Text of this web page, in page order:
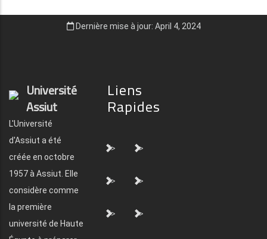
Dernière mise à jour: April 4, 2024
Université
Assiut
L'Université
d'Assiut a été
créée en octobre
1957 à Assiut. Elle
considère comme
la première
université de Haute
Liens
Rapides
"> ">
"> ">
"> ">